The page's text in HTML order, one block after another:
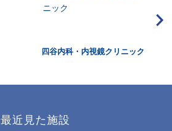
四谷内科・内視鏡クリニック
最近見た施設